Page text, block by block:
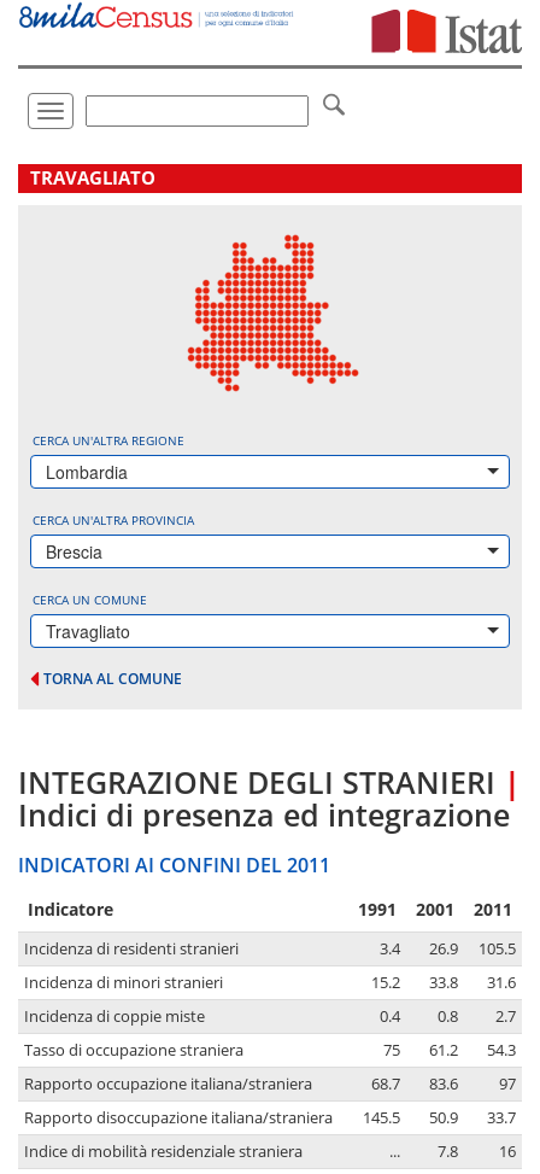
Vai
direttamente
Toggle
navigation
.
TRAVAGLIATO
CERCA UN'ALTRA REGIONE
Lombardia
CERCA UN'ALTRA PROVINCIA
Brescia
CERCA UN COMUNE
Travagliato
TORNA AL COMUNE
INTEGRAZIONE DEGLI STRANIERI |
Indici di presenza ed integrazione
INDICATORI AI CONFINI DEL 2011
Indicatore 1991 2001 2011
Incidenza di residenti stranieri 3.4 26.9
105.5
Incidenza di minori stranieri
15.2 33.8
31.6
Incidenza di coppie miste
0.4 0.8
2.7
Tasso di occupazione straniera
75 61.2
54.3
Rapporto occupazione italiana/straniera
68.7 83.6
97
Rapporto disoccupazione italiana/straniera
145.5 50.9
33.7
Indice di mobilità residenziale straniera
... 7.8
16